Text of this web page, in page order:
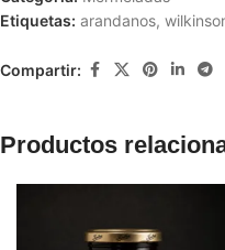
Etiquetas: arandanos,
Compartir:
Productos